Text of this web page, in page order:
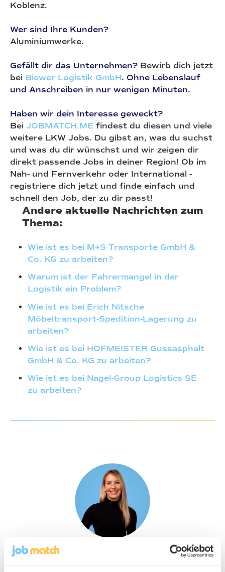
Koblenz.
Wer sind Ihre Kunden?
Aluminiumwerke.
Gefällt dir das Unternehmen? Bewirb dich jetzt
bei Biewer Logistik GmbH. Ohne Lebenslauf
und Anschreiben in nur wenigen Minuten.
Haben wir dein Interesse geweckt?
Bei JOBMATCH.ME findest du diesen und viele
weitere LKW Jobs. Du gibst an, was du suchst
und was du dir wünschst und wir zeigen dir
direkt passende Jobs in deiner Region! Ob im
Nah- und Fernverkehr oder International -
registriere dich jetzt und finde einfach und
schnell den Job, der zu dir passt!
Andere aktuelle Nachrichten zum
Thema:
Wie ist es bei M+S Transporte GmbH &
Co. KG zu arbeiten?
Warum ist der Fahrermangel in der
Logistik ein Problem?
Wie ist es bei Erich Nitsche
Möbeltransport-Spedition-Lagerung zu
arbeiten?
Wie ist es bei HOFMEISTER Gussasphalt
GmbH & Co. KG zu arbeiten?
Wie ist es bei Nagel-Group Logistics SE
zu arbeiten?